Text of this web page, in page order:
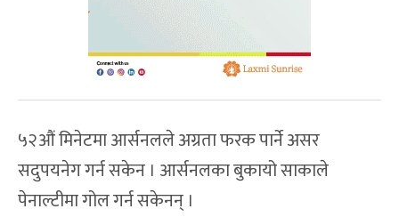
५२औं मिनेटमा आर्सनलले अग्रता फरक पार्ने असर
सदुपयनेग गर्न सकेन । आर्सनलका बुकायो साकाले
पेनाल्टीमा गोल गर्न सकेनन् ।